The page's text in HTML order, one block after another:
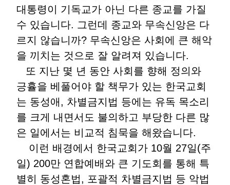
대통령이 기독교가 아닌 다른 종교를 가질
수 있습니다. 그런데 종교와 무속신앙은 다
르지 않습니까? 무속신앙은 사회에 큰 해악
을 끼치는 것으로 잘 알려져 있습니다.
또 지난 몇 년 동안 사회를 향해 정의와
긍휼을 베풀어야 할 책무가 있는 한국교회
는 동성애, 차별금지법 등에는 유독 목소리
를 크게 내면서도 불의하고 부당한 다른 많
은 일에서는 비교적 침묵을 해왔습니다.
이런 배경에서 한국교회가 10월 27일(주
일) 200만 연합예배와 큰 기도회를 통해 특
별히 동성혼법, 포괄적 차별금지법 등 악법